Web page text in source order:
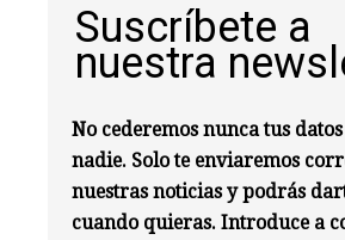
Suscríbete a
nuestra
No cederemos nunca tus
nadie. Solo te enviaremos
nuestras noticias y podrás
cuando quieras. Introduce a